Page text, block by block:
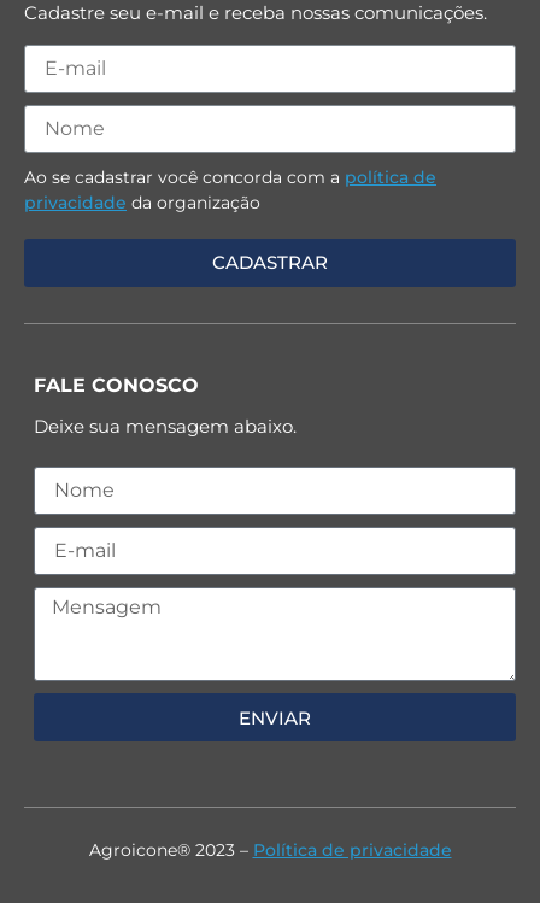
Cadastre seu e-mail e receba nossas comunicações.
Ao se cadastrar você concorda com a política de
privacidade da organização
FALE CONOSCO
Deixe sua mensagem abaixo.
ENVIAR
Agroicone® 2023 – Política de privacidade